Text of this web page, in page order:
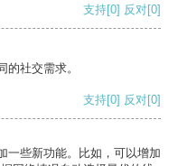
支持[0] 反对[0]
社交需求。
支持[0] 反对[0]
一些新功能。比如，可以增加